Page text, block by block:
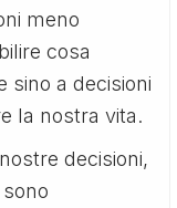
meno
cosa
sino a decisioni
la nostra vita.
decisioni,